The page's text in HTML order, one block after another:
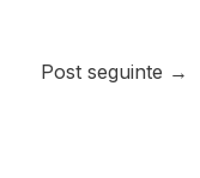
Post seguinte →